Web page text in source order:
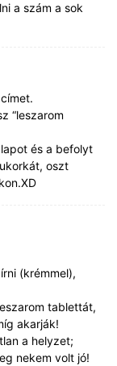
a szám a sok
“leszarom
és a befolyt
oszt
(krémmel),
tablettát,
akarják!
a helyzet;
nekem volt jó!